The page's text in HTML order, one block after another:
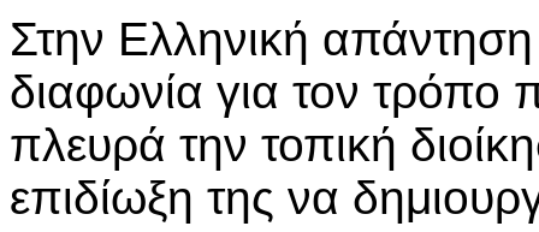
Στην Ελληνική
διαφωνία για τον τρόπο
πλευρά την τοπική
επιδίωξη της να